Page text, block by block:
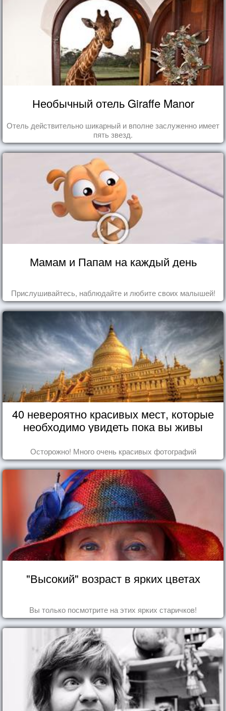
Необычный отель Giraffe Manor
Отель действительно шикарный и вполне заслуженно имеет
пять звезд.
Мамам и Папам на каждый день
Прислушивайтесь, наблюдайте и любите своих малышей!
40 невероятно красивых мест, которые
необходимо увидеть пока вы живы
Осторожно! Много очень красивых фотографий
"Высокий" возраст в ярких цветах
Вы только посмотрите на этих ярких старичков!